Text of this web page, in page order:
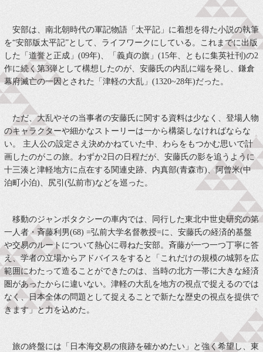
安部は、南北朝時代の軍記物語「太平記」に着想を得た小説の執筆
を“安部版太平記”として、ライフワークにしている。これまでに出版
した「道誉と正成」(09年)、「義貞の旗」(15年、ともに集英社刊)の2
作に続く第3弾として構想したのが、安藤氏の内乱に端を発し、鎌倉
幕府滅亡の一因とされた「津軽の大乱」(1320~28年)だった。
ただ、大乱やその当事者の安藤氏に関する資料は少なく、登場人物
のキャラクターや細かなストーリーは一から構築しなければならな
い。 主人公の設定さえ決めかねていた中、わらをもつかむ思いで計
画したのがこの旅。わずか2日の日程だが、安藤氏の影を追うように
十三湊と津軽地方に点在する関連史跡、内真部(青森市)、阿曾米(中
泊町小泊)、尻引(弘前市)などを巡った。
移動のジャンボタクシーの車内では、同行した東北中世史研究の第
一人者・斉藤利男(68) =弘前大学名督教授=に、安藤氏の経済的基盤
や交易のルートについて熱心に尋ねた安部。斉藤が一つ一つ丁寧に答
え、学者の立場からアドバイスをすると「これだけの規模の城郭を広
範囲にわたって造ることができたのは、当時の北方一帯に大きな経済
圏があったからに違いない。津軽の大乱を地方の視点で捉えるのでは
なく、日本全体の問題として捉えることで新たな歴史の視点を提供で
きます」と力を込めた。
旅の終盤には「日本海交易の痕跡を確かめたい」と強く希望し、東